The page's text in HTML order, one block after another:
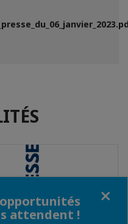
attendent !